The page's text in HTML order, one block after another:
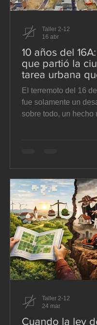
10 años del
que partió la
tarea urbana
todavía no
El terremoto del 16
fue solamente un
sobre todo, un hecho
posterior a las
2016, dejó al menos
cifra que luego subió
actualizaciones
80.000 desplazados y
en vivienda, equ
Taller 2-12
16 abr
Cuando la ley
Taller 2-12
24 mar